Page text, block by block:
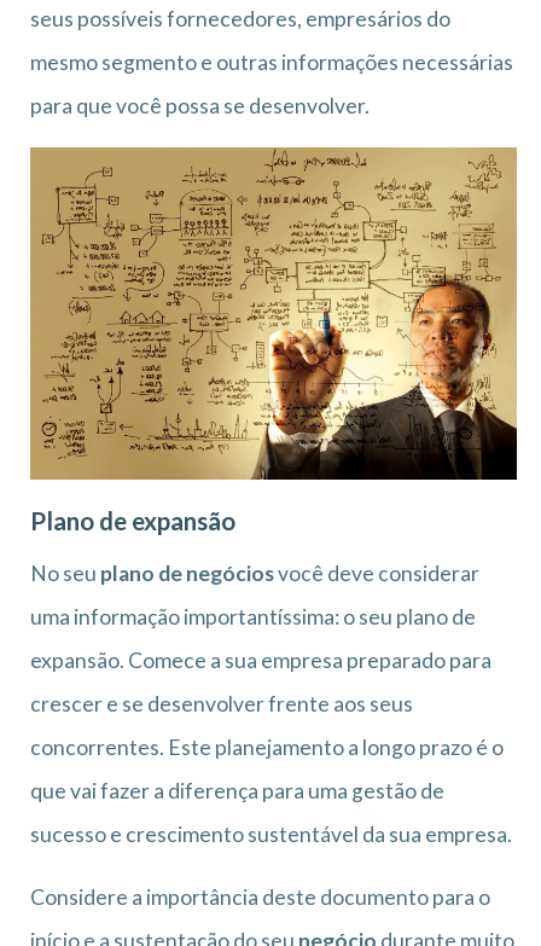
seus possíveis fornecedores, empresários do
mesmo segmento e outras informações necessárias
para que você possa se desenvolver.
Plano de expansão
No seu plano de negóciosvocê deve considerar
uma informação importantíssima: o seu plano de
expansão. Comece a sua empresa preparado para
crescer e se desenvolver frente aos seus
concorrentes. Este planejamento a longo prazo é o
que vai fazer a diferença para uma gestãode
sucesso e crescimento sustentável da sua empresa.
Considere a importância deste documento para o
início e a sustentação do seu negócio durante muito